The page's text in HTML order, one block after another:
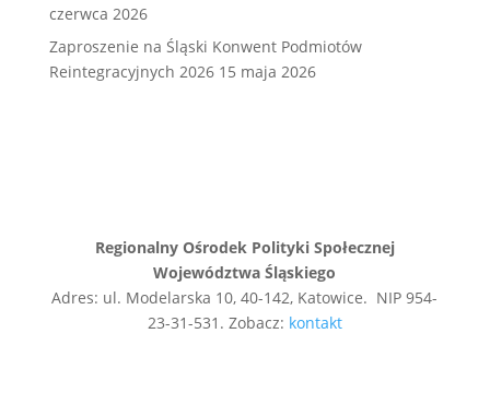
czerwca 2026
Zaproszenie na Śląski Konwent Podmiotów
Reintegracyjnych 2026 15 maja 2026
Regionalny Ośrodek Polityki Społecznej
Województwa Śląskiego
Adres: ul. Modelarska 10, 40-142, Katowice. NIP 954-
23-31-531. Zobacz: kontakt